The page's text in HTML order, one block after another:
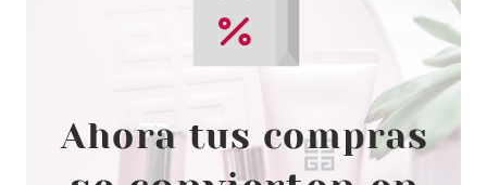
ESSENCE
ESSENCE HEART CORE
FRUITY BALSAMO LABIAL 06